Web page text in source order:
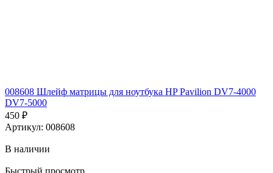
008608 Шлейф матрицы для ноутбука HP Pavilion DV7-4000
DV7-5000
450 ₽
Артикул: 008608
В наличии